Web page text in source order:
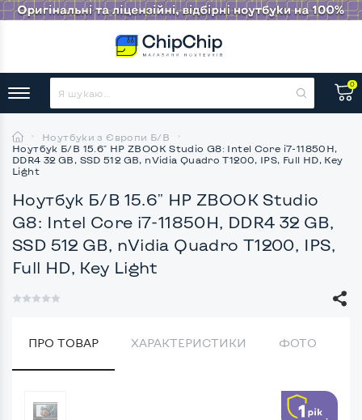
0
Ноутбуки з Європи Б/В
Ноутбук Б/В 15.6" HP ZBOOK Studio G8: Intel Core i7-11850H,
DDR4 32 GB, SSD 512 GB, nVidia Quadro T1200, IPS, Full HD, Key
Light
Ноутбук Б/В 15.6" HP ZBOOK Studio
G8: Intel Core i7-11850H, DDR4 32 GB,
SSD 512 GB, nVidia Quadro T1200, IPS,
Full HD, Key Light
ПРО ТОВАР ХАРАКТЕРИСТИКИ ФОТО